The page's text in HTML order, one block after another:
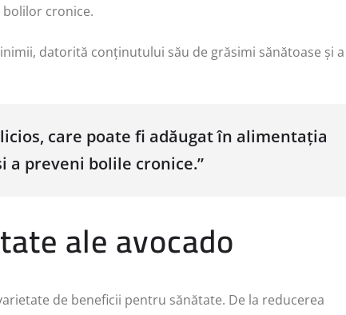
cronice.
datorită conținutului său de grăsimi sănătoase și a
care poate fi adăugat în alimentația
preveni bolile cronice.”
ale avocado
de beneficii pentru sănătate. De la reducerea